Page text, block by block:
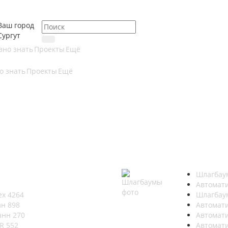
город
знатьПроекты Ещё
знатьПроекты Ещё
4264
898
270
552